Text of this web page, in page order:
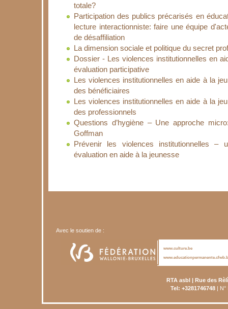
totale?
Participation des publics précarisés en
lecture interactionniste: faire une équipe
de désaffiliation
La dimension sociale et politique du secret
Dossier - Les violences institutionnelles en
évaluation participative
Les violences institutionnelles en aide à la
des bénéficiaires
Les violences institutionnelles en aide à la
des professionnels
Questions d’hygiène – Une approche
Goffman
Prévenir les violences institutionnelles –
évaluation en aide à la jeunesse
Avec le soutien de :
www.culture.be
RTA asbl | Rue des
Tel: +3281746748| N°